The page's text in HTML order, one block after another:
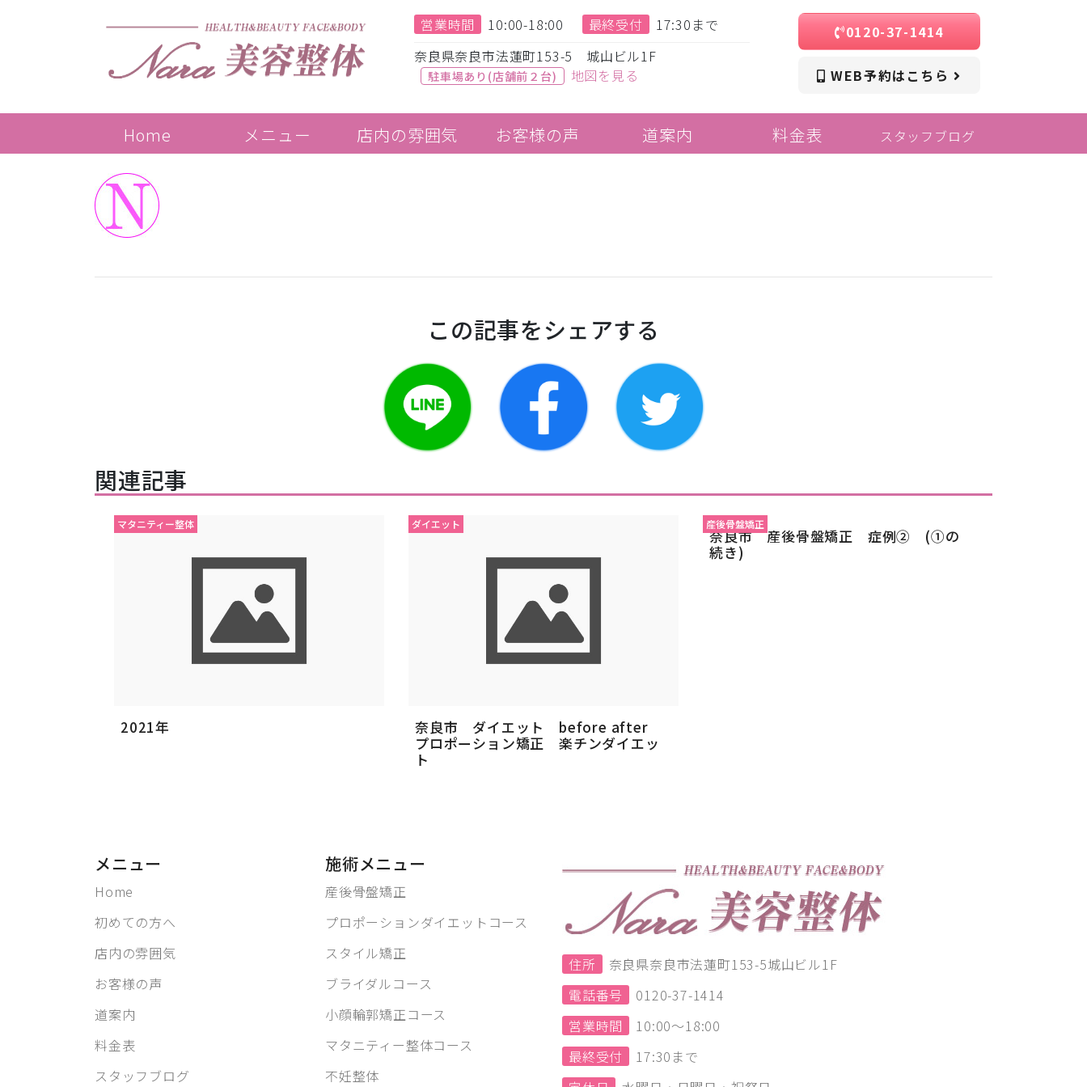
営業時間 10:00-18:00 最終受付
17:30まで
奈良県奈良市法蓮町153-5 城山ビル1F
駐車場あり(店舗前２台) 地図を見る
0120-37-1414
WEB予約はこちら
Home メニュー 店内の雰囲気 お客様の声 道案内 料金表 スタッフブログ
この記事をシェアする
関連記事
マタニティー整体
2021年
ダイエット
奈良市 ダイエット before after
プロポーション矯正 楽チンダイエッ
ト
産後骨盤矯正
奈良市 産後骨盤矯正 症例② (①の
続き)
メニュー
Home
初めての方へ
店内の雰囲気
お客様の声
道案内
料金表
スタッフブログ
施術メニュー
産後骨盤矯正
プロポーションダイエットコース
スタイル矯正
ブライダルコース
小顔輪郭矯正コース
マタニティー整体コース
不妊整体
住所
奈良県奈良市法蓮町153-5城山ビル1F
電話番号
0120-37-1414
営業時間
10:00～18:00
最終受付
17:30まで